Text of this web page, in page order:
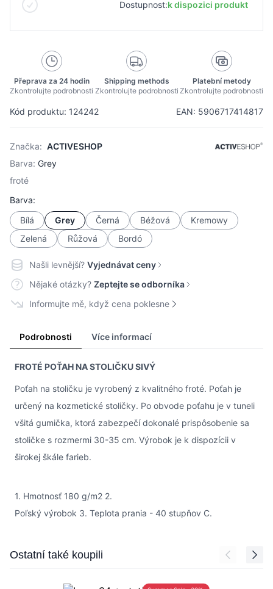
Kód produktu: 124242 EAN: 5906717414817
Značka: ACTIVESHOP
Barva: Grey
froté
Barva:
Bílá
Grey Černá Béžová
Kremowy
Zelená
Růžová Bordó
Dostupnost:k dispozici produkt
Přeprava za 24 hodin
Zkontrolujte podrobnosti
Shipping methods
Zkontrolujte podrobnosti
Platební metody
Zkontrolujte podrobnosti
Našli levnější? Vyjednávat ceny
Nějaké otázky? Zeptejte se odborníka
Informujte mě, když cena poklesne
Podrobnosti Více informací
FROTÉ POŤAH NA STOLIČKU SIVÝ
Poťah na stoličku je vyrobený z kvalitného froté. Poťah je
určený na kozmetické stoličky. Po obvode poťahu je v tuneli
všitá gumička, ktorá zabezpečí dokonalé prispôsobenie sa
stoličke s rozmermi 30-35 cm. Výrobok je k dispozícii v
širokej škále farieb.
1. Hmotnosť 180 g/m2 2.
Poľský výrobok 3. Teplota prania - 40 stupňov C.
Press to skip carousel
Ostatní také koupili